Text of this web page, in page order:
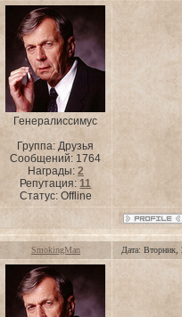
Генералиссимус
Группа: Друзья
Сообщений: 1764
Награды: 2
Репутация:11
Статус: Offline
SmokingMan Дата: